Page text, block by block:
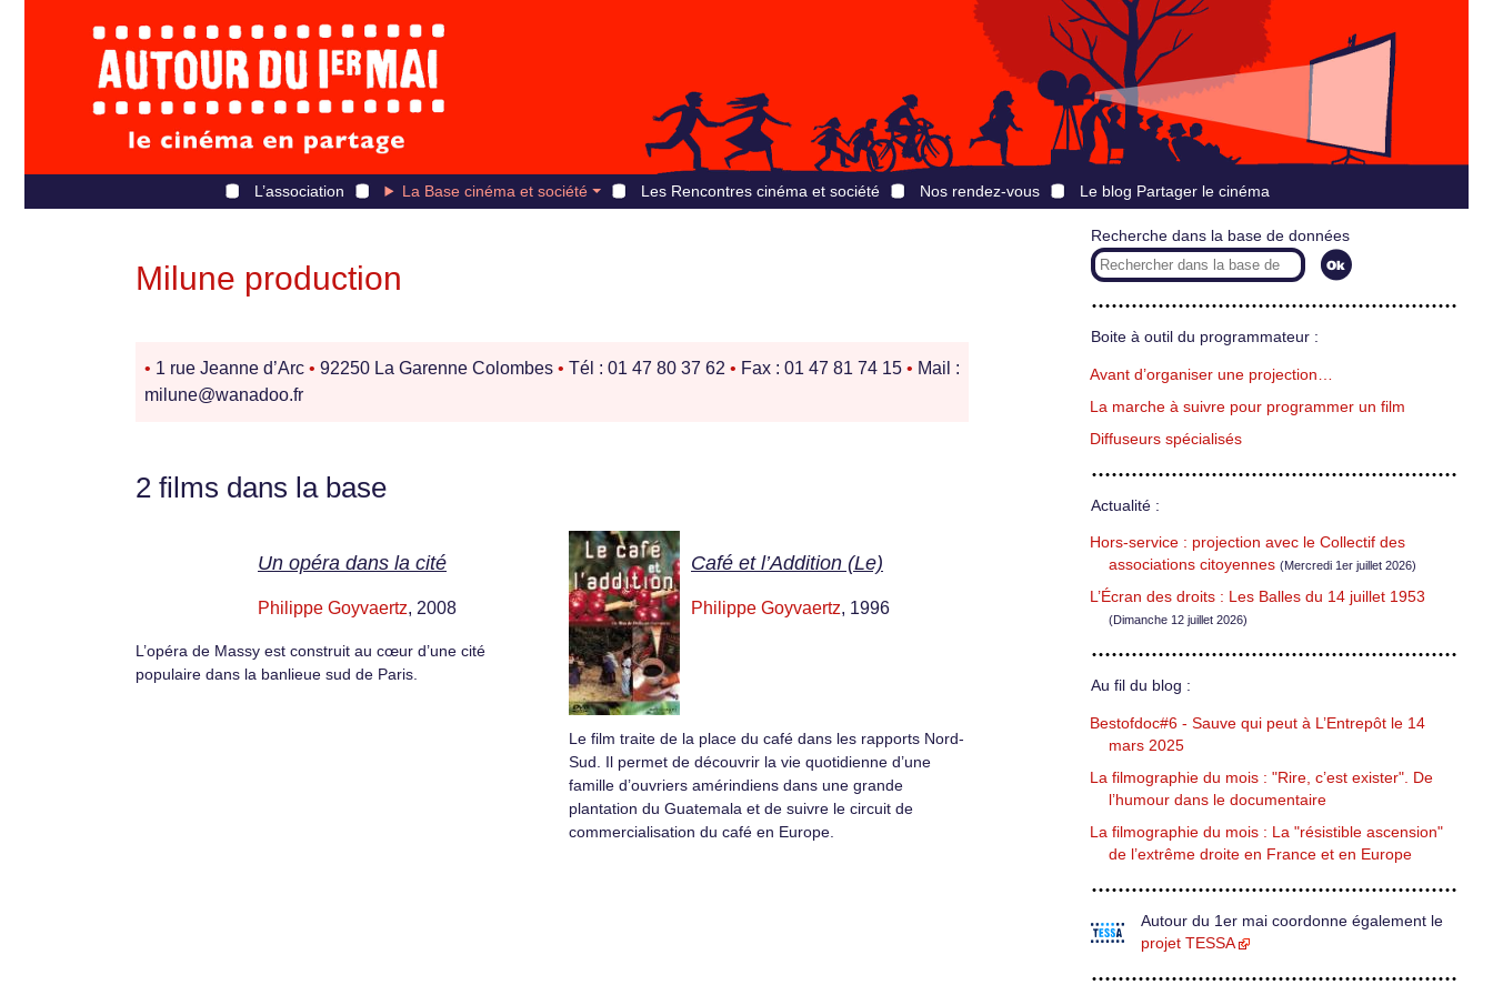
L’association La Base cinéma et société Les Rencontres cinéma et société Nos rendez-vous Le blog Partager le cinéma
Milune production
• 1 rue Jeanne d’Arc • 92250 La Garenne Colombes • Tél : 01 47 80 37 62 • Fax : 01 47 81 74 15 • Mail :
milune@wanadoo.fr
2 films dans la base
Un opéra dans la cité
Philippe Goyvaertz, 2008
L’opéra de Massy est construit au cœur d’une cité
populaire dans la banlieue sud de Paris.
Café et l’Addition (Le)
Philippe Goyvaertz, 1996
Le film traite de la place du café dans les rapports Nord-
Sud. Il permet de découvrir la vie quotidienne d’une
famille d’ouvriers amérindiens dans une grande
plantation du Guatemala et de suivre le circuit de
commercialisation du café en Europe.
Recherche dans la base de données
Boite à outil du programmateur :
Avant d’organiser une projection…
La marche à suivre pour programmer un film
Diffuseurs spécialisés
Actualité :
Hors-service : projection avec le Collectif des
associations citoyennes (Mercredi 1er juillet 2026)
L’Écran des droits : Les Balles du 14 juillet 1953
(Dimanche 12 juillet 2026)
Au fil du blog :
Bestofdoc#6 - Sauve qui peut à L’Entrepôt le 14
mars 2025
La filmographie du mois : "Rire, c’est exister". De
l’humour dans le documentaire
La filmographie du mois : La "résistible ascension"
de l’extrême droite en France et en Europe
Autour du 1er mai coordonne également le
projet TESSA